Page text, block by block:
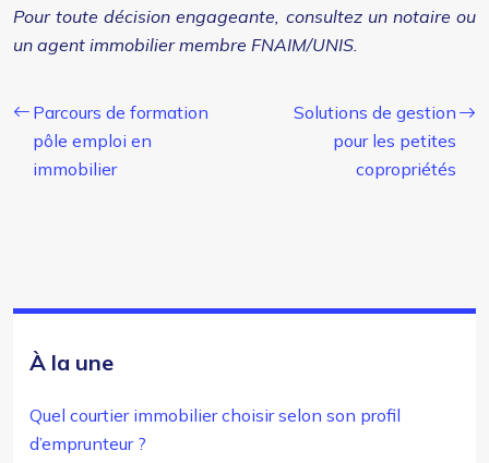
Pour toute décision engageante, consultez un notaire ou
un agent immobilier membre FNAIM/UNIS.
Parcours de formation
pôle emploi en
immobilier
Solutions de gestion
pour les petites
copropriétés
À la une
Quel courtier immobilier choisir selon son profil
d’emprunteur ?